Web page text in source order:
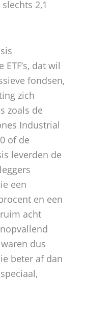
2,1
dat wil
fondsen,
zich
zoals de
Industrial
of de
leverden de
een
en een
acht
dus
beter af dan